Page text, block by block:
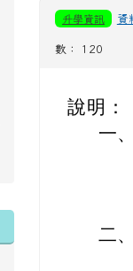
升學資訊 資
數： 120
說明：
一、
二、